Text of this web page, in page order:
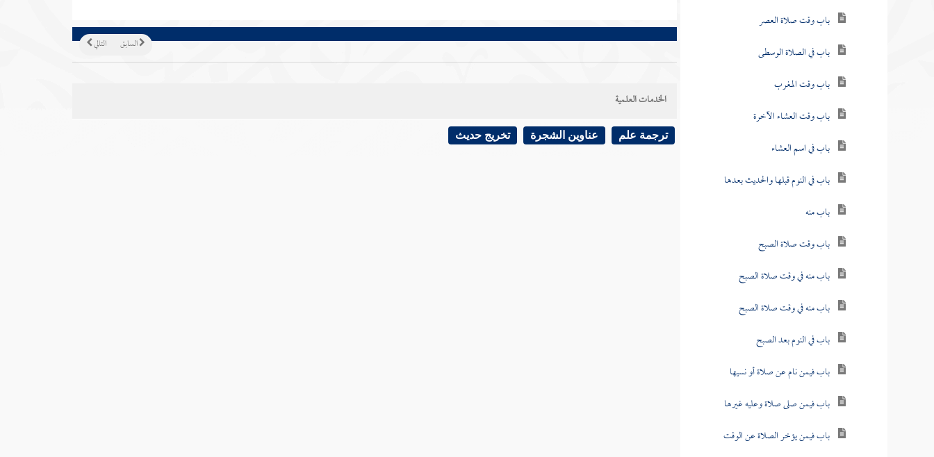
باب وقت صلاة العصر
باب في الصلاة الوسطى
باب وقت المغرب
باب وقت العشاء الآخرة
باب في اسم العشاء
باب في النوم قبلها والحديث بعدها
باب منه
باب وقت صلاة الصبح
باب منه في وقت صلاة الصبح
باب منه في وقت صلاة الصبح
باب في النوم بعد الصبح
باب فيمن نام عن صلاة أو نسيها
باب فيمن صلى صلاة وعليه غيرها
باب فيمن يؤخر الصلاة عن الوقت
التالي السابق
الخدمات العلمية
ترجمة علم عناوين الشجرة تخريج حديث